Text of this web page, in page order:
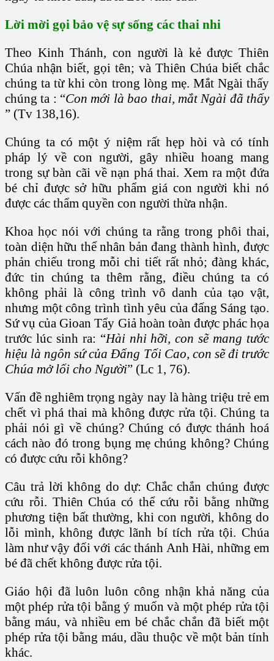
Lời mời gọi bảo vệ sự sống các thai nhi
Theo Kinh Thánh, con người là kẻ được Thiên
Chúa nhận biết, gọi tên; và Thiên Chúa biết chắc
chúng ta từ khi còn trong lòng mẹ. Mắt Ngài thấy
chúng ta : “Con mới là bao thai, mắt Ngài đã thấy
” (Tv 138,16).
Chúng ta có một ý niệm rất hẹp hòi và có tính
pháp lý về con người, gây nhiều hoang mang
trong sự bàn cãi về nạn phá thai. Xem ra một đứa
bé chỉ được sở hữu phẩm giá con người khi nó
được các thẩm quyền con người thừa nhận.
Khoa học nói với chúng ta rằng trong phôi thai,
toàn diện hữu thể nhân bản đang thành hình, được
phản chiếu trong mỗi chi tiết rất nhỏ; đàng khác,
đức tin chúng ta thêm rằng, điều chúng ta có
không phải là công trình vô danh của tạo vật,
nhưng một công trình tình yêu của đấng Sáng tạo.
Sứ vụ của Gioan Tẩy Giả hoàn toàn được phác họa
trước lúc sinh ra: “Hài nhi hỡi, con sẽ mang tước
hiệu là ngôn sứ của Đấng Tối Cao, con sẽ đi trước
Chúa mở lối cho Người” (Lc 1, 76).
Vấn đề nghiêm trọng ngày nay là hàng triệu trẻ em
chết vì phá thai mà không được rửa tội. Chúng ta
phải nói gì về chúng? Chúng có được thánh hoá
cách nào đó trong bụng mẹ chúng không? Chúng
có được cứu rỗi không?
Câu trả lời không do dự: Chắc chắn chúng được
cứu rỗi. Thiên Chúa có thể cứu rỗi bằng những
phương tiện bất thường, khi con người, không do
lỗi mình, không được lãnh bí tích rửa tội. Chúa
làm như vậy đối với các thánh Anh Hài, những em
bé đã chết không được rửa tội.
Giáo hội đã luôn luôn công nhận khả năng của
một phép rửa tội bằng ý muốn và một phép rửa tội
bằng máu, và nhiều em bé chắc chắn đã biết một
phép rửa tội bằng máu, dầu thuộc về một bản tính
khác.